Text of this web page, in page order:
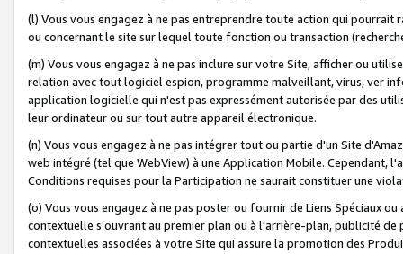
(l) Vous vous engagez à ne pas entreprendre toute action qui
ou concernant le site sur lequel toute fonction ou transaction
(m) Vous vous engagez à ne pas inclure sur votre Site, afficher ou
relation avec tout logiciel espion, programme malveillant, virus, ver
application logicielle qui n'est pas expressément autorisée par des
leur ordinateur ou sur tout autre appareil électronique.
(n) Vous vous engagez à ne pas intégrer tout ou partie d'un Site
web intégré (tel que WebView) à une Application Mobile. Cependant,
Conditions requises pour la Participation ne saurait constituer une
(o) Vous vous engagez à ne pas poster ou fournir de Liens Spéciaux
contextuelle s'ouvrant au premier plan ou à l'arrière-plan, publicité
contextuelles associées à votre Site qui assure la promotion des